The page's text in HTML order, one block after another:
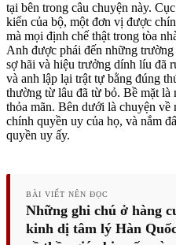
tại bên trong câu chuyện này.
kiến của bộ, một đơn vị được
mà mọi định chế thật trong tòa
Anh được phái đến những
sợ hãi và hiệu trưởng dính líu đã
và anh lập lại trật tự bằng đúng
thường từ lâu đã từ bỏ. Bề mặt là
thỏa mãn. Bên dưới là chuyện
chính quyền uy của họ, và nắm
quyền uy ấy.
BÀI VIẾT NÊN ĐỌC
Những ghi chú ở hàng
kinh dị tâm lý Hàn